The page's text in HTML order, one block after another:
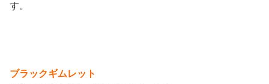
す。
ブラックギムレット